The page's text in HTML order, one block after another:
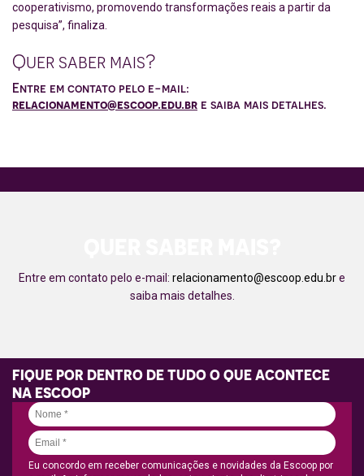
cooperativismo, promovendo transformações reais a partir da
pesquisa”, finaliza.
Quer saber mais?
Entre em contato pelo e-mail:
relacionamento@escoop.edu.br e saiba mais detalhes.
Entre em contato pelo e-mail: relacionamento@escoop.edu.bre
saiba mais detalhes.
FIQUE POR DENTRO DE TUDO O QUE ACONTECE
NA ESCOOP
Eu concordo em receber comunicações e novidades da Escoop por